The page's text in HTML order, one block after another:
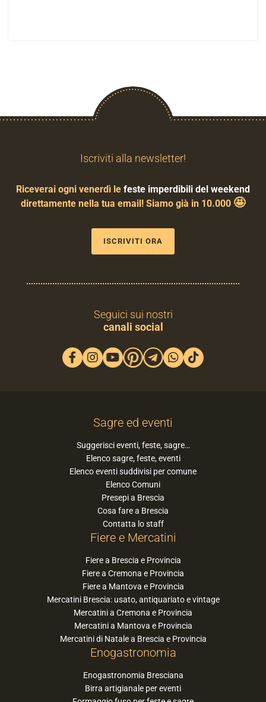
Iscriviti alla newsletter!
Riceverai ogni venerdì le feste imperdibili del weekend
direttamente nella tua email! Siamo già in 10.000 🤩
ISCRIVITI ORA
Seguici sui nostri
canali social
Sagre ed eventi
Suggerisci eventi, feste, sagre…
Elenco sagre, feste, eventi
Elenco eventi suddivisi per comune
Elenco Comuni
Presepi a Brescia
Cosa fare a Brescia
Contatta lo staff
Fiere e Mercatini
Fiere a Brescia e Provincia
Fiere a Cremona e Provincia
Fiere a Mantova e Provincia
Mercatini Brescia: usato, antiquariato e vintage
Mercatini a Cremona e Provincia
Mercatini a Mantova e Provincia
Mercatini di Natale a Brescia e Provincia
Enogastronomia
Enogastronomia Bresciana
Birra artigianale per eventi